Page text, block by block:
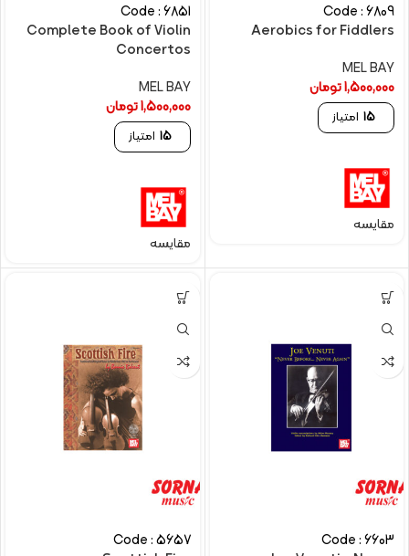
Code : 6809
Aerobics for Fiddlers
MEL BAY
1,500,000تومان
15 امتیاز
مقایسه
Code : 6851
Complete Book of Violin
Concertos
MEL BAY
1,500,000تومان
15 امتیاز
مقایسه
Code : 6603
Code : 5657